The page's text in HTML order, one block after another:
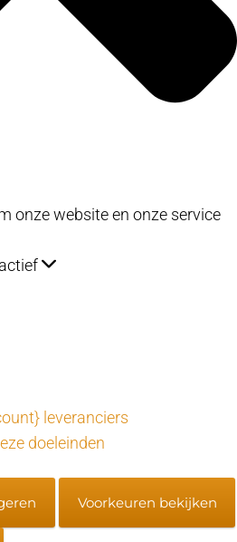
onze website en onze service
leveranciers
doeleinden
Voorkeuren bekijken